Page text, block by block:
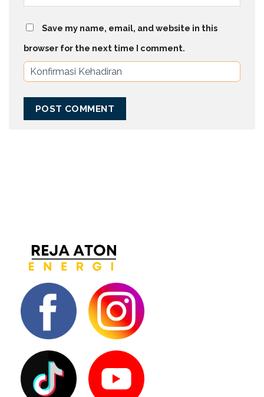
Save my name, email, and website in this
browser for the next time I comment.